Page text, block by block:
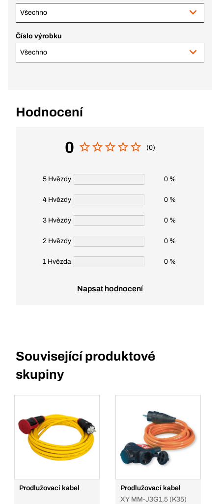
Všechno
Číslo výrobku
Všechno
Hodnocení
0 (0)
5 Hvězdy 0 %
4 Hvězdy 0 %
3 Hvězdy 0 %
2 Hvězdy 0 %
1 Hvězda 0 %
Napsat hodnocení
Související produktové
skupiny
Prodlužovací kabel
Prodlužovací kabel
XY MM-J3G1,5 (K35)